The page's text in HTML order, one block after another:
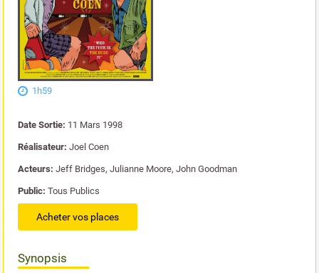
1h59
Date Sortie: 11 Mars 1998
Réalisateur:Joel Coen
Acteurs:Jeff Bridges, Julianne Moore, John Goodman
Public:Tous Publics
Acheter vos places
Synopsis